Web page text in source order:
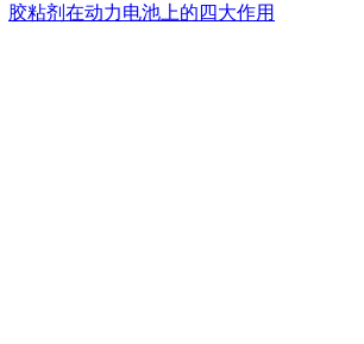
胶粘剂在动力电池上的四大作用